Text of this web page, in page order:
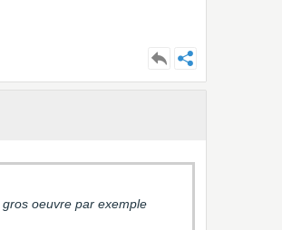
oeuvre par exemple